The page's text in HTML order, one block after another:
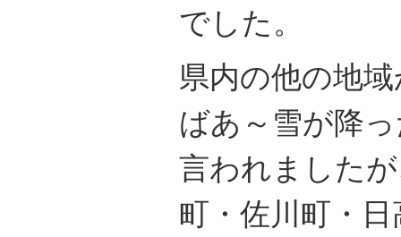
でした。
県内の他の地
ばあ～雪が降
言われました
町・佐川町・